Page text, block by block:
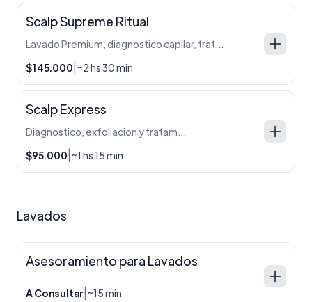
Scalp Supreme Ritual
$145.000 ~2 hs 30 min
Scalp Express
$95.000 ~1 hs 15 min
Lavados
Asesoramiento para Lavados
A Consultar ~15 min